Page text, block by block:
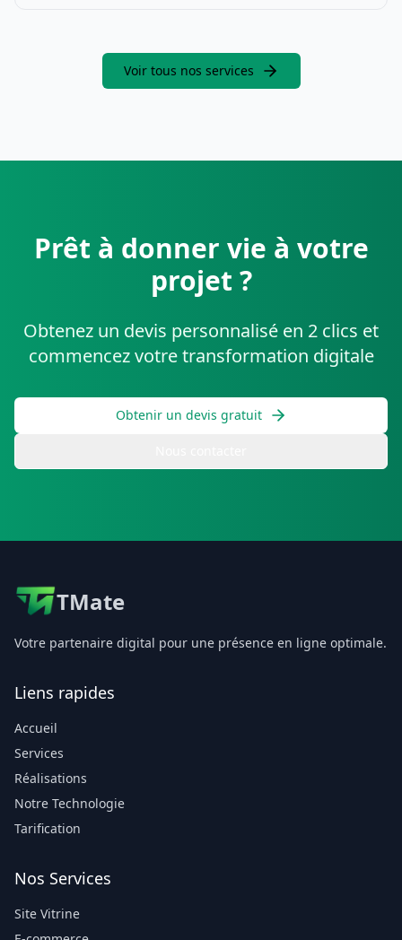
Voir tous nos services
Prêt à donner vie à votre
projet ?
Obtenez un devis personnalisé en 2 clics et
commencez votre transformation digitale
Obtenir un devis gratuit
TMate
Votre partenaire digital pour une présence en ligne optimale.
Liens rapides
Accueil
Services
Réalisations
Notre Technologie
Tarification
Nos Services
Site Vitrine